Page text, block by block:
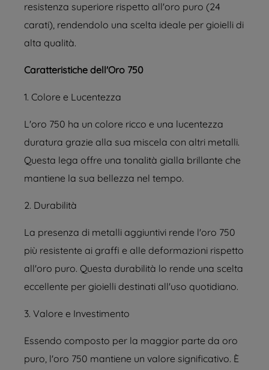
resistenza superiore rispetto all'oro puro (24
carati), rendendolo una scelta ideale per gioielli di
alta qualità.
Caratteristiche dell'Oro 750
1. Colore e Lucentezza
L'oro 750 ha un colore ricco e una lucentezza
duratura grazie alla sua miscela con altri metalli.
Questa lega offre una tonalità gialla brillante che
mantiene la sua bellezza nel tempo.
2. Durabilità
La presenza di metalli aggiuntivi rende l'oro 750
più resistente ai graffi e alle deformazioni rispetto
all'oro puro. Questa durabilità lo rende una scelta
eccellente per gioielli destinati all'uso quotidiano.
3. Valore e Investimento
Essendo composto per la maggior parte da oro
puro, l'oro 750 mantiene un valore significativo. È